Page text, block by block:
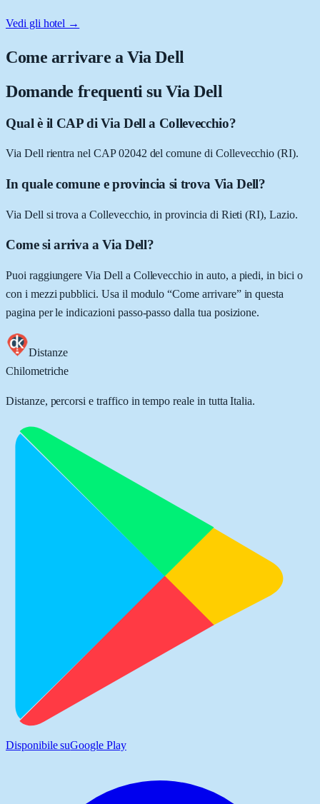
Vedi gli hotel →
Come arrivare aVia Dell
Domande frequenti su Via Dell
Qual è il CAP di Via Dell a Collevecchio?
Via Dell rientra nel CAP 02042 del comune di Collevecchio (RI).
In quale comune e provincia si trova Via Dell?
Via Dell si trova a Collevecchio, in provincia di Rieti (RI), Lazio.
Come si arriva a Via Dell?
Puoi raggiungere Via Dell a Collevecchio in auto, a piedi, in bici o
con i mezzi pubblici. Usa il modulo “Come arrivare” in questa
pagina per le indicazioni passo-passo dalla tua posizione.
Distanze
Chilometriche
Distanze, percorsi e traffico in tempo reale in tutta Italia.
Disponibile suGoogle Play